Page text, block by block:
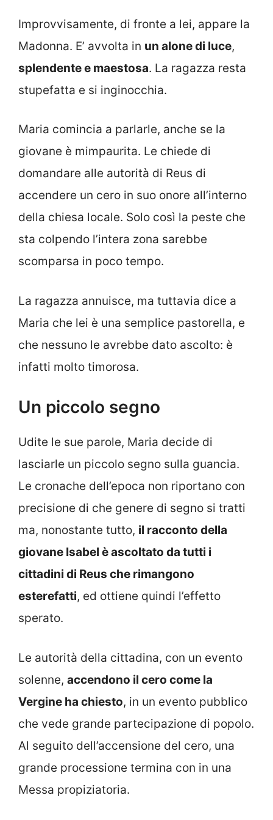
Improvvisamente, di fronte a lei, appare la
Madonna. E’ avvolta in un alone di luce,
splendente e maestosa. La ragazza resta
stupefatta e si inginocchia.
Maria comincia a parlarle, anche se la
giovane è mimpaurita. Le chiede di
domandare alle autorità di Reus di
accendere un cero in suo onore all’interno
della chiesa locale. Solo così la peste che
sta colpendo l’intera zona sarebbe
scomparsa in poco tempo.
La ragazza annuisce, ma tuttavia dice a
Maria che lei è una semplice pastorella, e
che nessuno le avrebbe dato ascolto: è
infatti molto timorosa.
Un piccolo segno
Udite le sue parole, Maria decide di
lasciarle un piccolo segno sulla guancia.
Le cronache dell’epoca non riportano con
precisione di che genere di segno si tratti
ma, nonostante tutto, il racconto della
giovane Isabel è ascoltato da tutti i
cittadini di Reus che rimangono
esterefatti, ed ottiene quindi l’effetto
sperato.
Le autorità della cittadina, con un evento
solenne, accendono il cero come la
Vergine ha chiesto, in un evento pubblico
che vede grande partecipazione di popolo.
Al seguito dell’accensione del cero, una
grande processione termina con in una
Messa propiziatoria.